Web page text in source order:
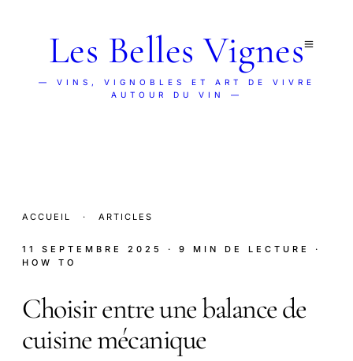
Les Belles Vignes
— VINS, VIGNOBLES ET ART DE VIVRE
AUTOUR DU VIN —
ACCUEIL · ARTICLES
11 SEPTEMBRE 2025 · 9 MIN DE LECTURE
·
HOW TO
Choisir entre une balance de
cuisine mécanique